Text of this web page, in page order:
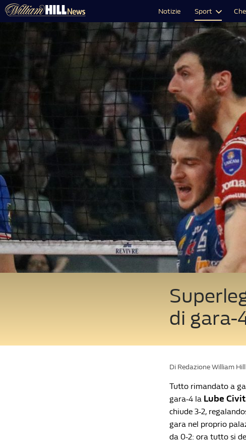
Notizie Sport
di gara-
Di Redazione William
Tutto rimandato a
gara-4 la Lube
chiude 3-2,
gara nel proprio
da 0-2: ora tutto si